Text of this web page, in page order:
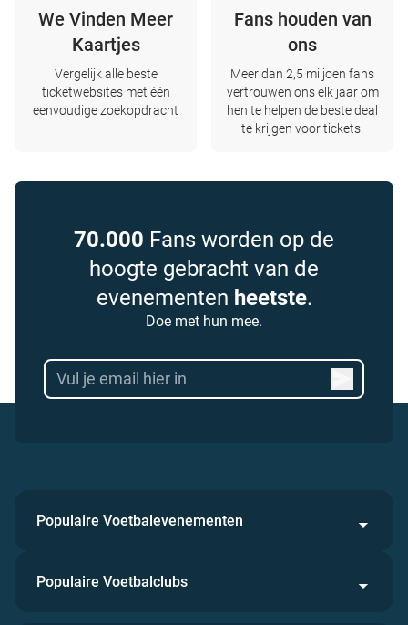
We Vinden Meer
Kaartjes
Vergelijk alle beste
ticketwebsites met één
eenvoudige zoekopdracht
Fans houden van
ons
Meer dan 2,5 miljoen fans
vertrouwen ons elk jaar om
hen te helpen de beste deal
te krijgen voor tickets.
70.000 Fans worden op de
hoogte gebracht van de
evenementen heetste.
Doe met hun mee.
Populaire Voetbalevenementen
Populaire Voetbalclubs